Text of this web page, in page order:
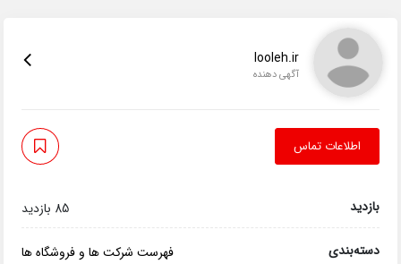
looleh.ir
آگهی دهنده
اطلاعات تماس
بازدید 85 بازدید
دسته‌بندی فهرست شرکت ها و فروشگاه ها